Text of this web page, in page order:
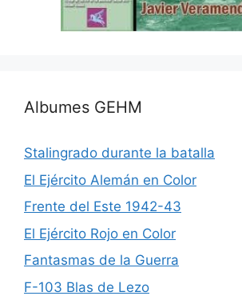
Albumes GEHM
Stalingrado durante la batalla
El Ejército Alemán en Color
Frente del Este 1942-43
El Ejército Rojo en Color
Fantasmas de la Guerra
F-103 Blas de Lezo